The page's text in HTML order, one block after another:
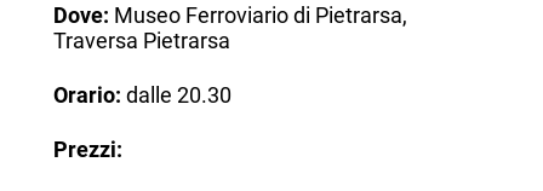
Dove: Museo Ferroviario di Pietrarsa,
Traversa Pietrarsa
Orario: dalle 20.30
Prezzi: